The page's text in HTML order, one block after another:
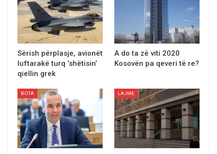
Sërish përplasje, avionët
luftarakë turq ‘shëtisin’
qiellin grek
A do ta zë viti 2020
Kosovën pa qeveri të re?
BOTA LAJME